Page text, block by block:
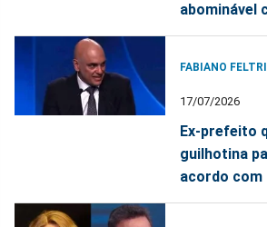
abominável
FABIANO
17/07/2026
Ex-prefeito
guilhotina
acordo com